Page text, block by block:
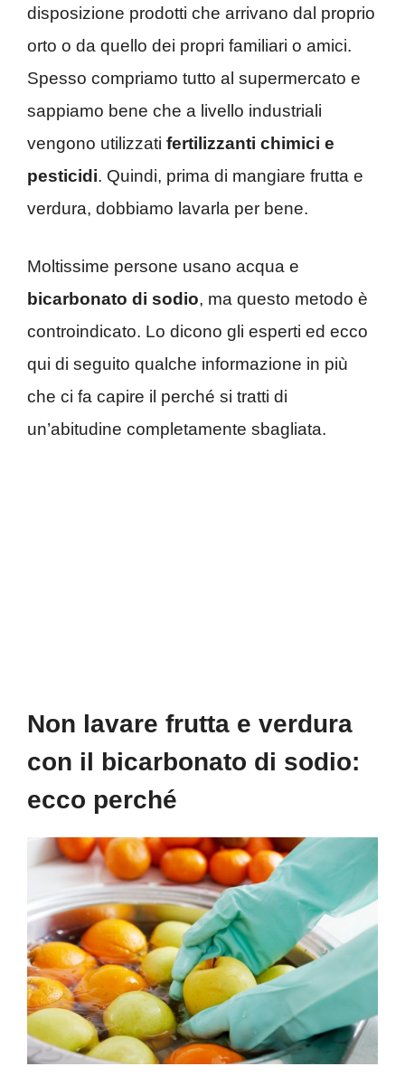
disposizione prodotti che arrivano dal proprio
orto o da quello dei propri familiari o amici.
Spesso compriamo tutto al supermercato e
sappiamo bene che a livello industriali
vengono utilizzati fertilizzanti chimici e
pesticidi. Quindi, prima di mangiare frutta e
verdura, dobbiamo lavarla per bene.
Moltissime persone usano acqua e
bicarbonato di sodio, ma questo metodo è
controindicato. Lo dicono gli esperti ed ecco
qui di seguito qualche informazione in più
che ci fa capire il perché si tratti di
un’abitudine completamente sbagliata.
Non lavare frutta e verdura
con il bicarbonato di sodio:
ecco perché